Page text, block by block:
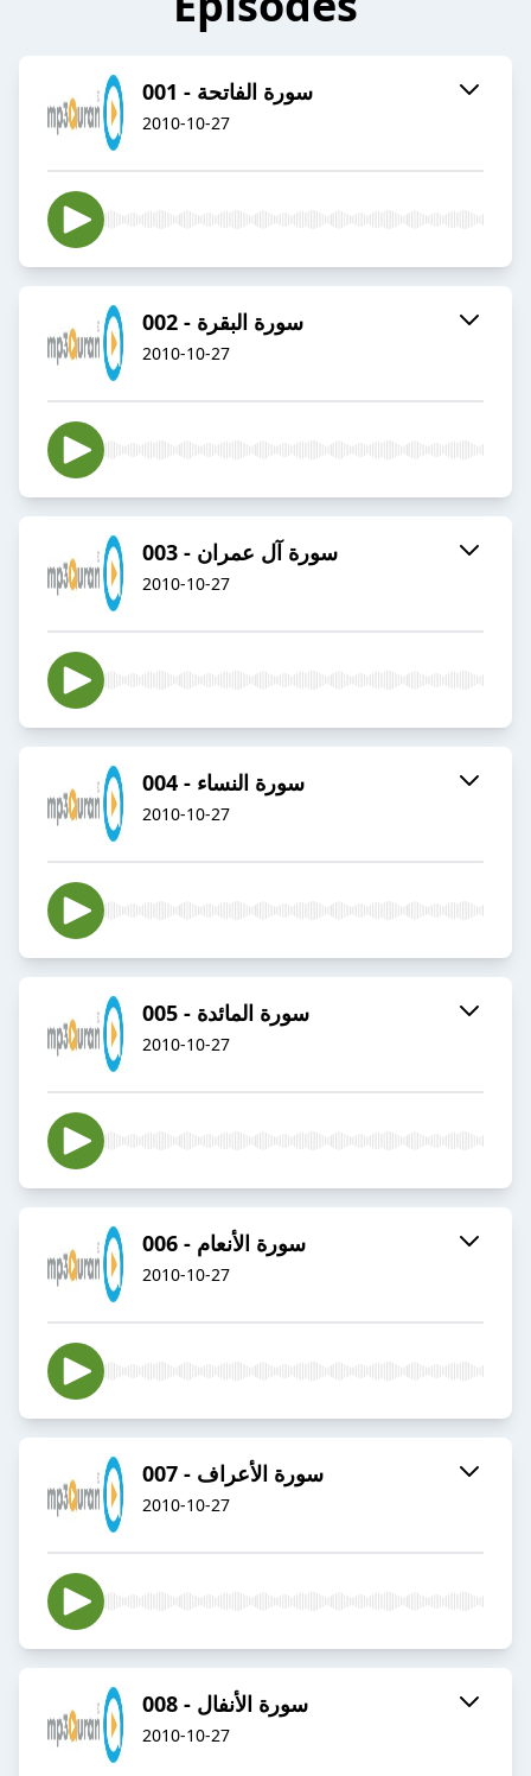
001 - سورة الفاتحة
2010-10-27
002 - سورة البقرة
2010-10-27
003 - سورة آل عمران
2010-10-27
004 - سورة النساء
2010-10-27
005 - سورة المائدة
2010-10-27
006 - سورة الأنعام
2010-10-27
007 - سورة الأعراف
2010-10-27
008 - سورة الأنفال
2010-10-27